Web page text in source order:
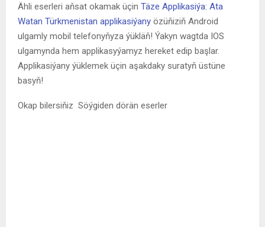
Ähli eserleri aňsat okamak üçin Täze Applikasiýa: Ata
Watan Türkmenistan applikasiýany özüňiziň Android
ulgamly mobil telefonyňyza ýükläň! Ýakyn wagtda IOS
ulgamynda hem applikasyýamyz hereket edip başlar.
Applikasiýany ýüklemek üçin aşakdaky suratyň üstüne
basyň!
Okap bilersiňiz Söýgiden dörän eserler